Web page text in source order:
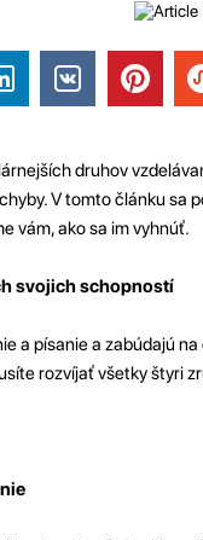
druhov
V tomto článku sa
vám, ako sa im vyhnúť.
svojich schopností
a písanie a zabúdajú
rozvíjať všetky štyri